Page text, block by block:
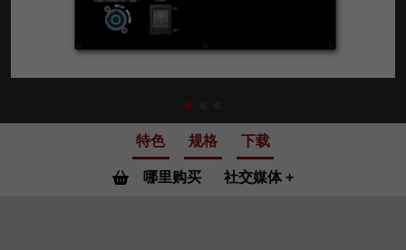
特色 规格 下载
哪里购买 社交媒体